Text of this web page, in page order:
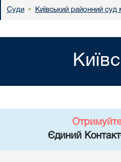
Суди • Київський районний суд
Єдиний